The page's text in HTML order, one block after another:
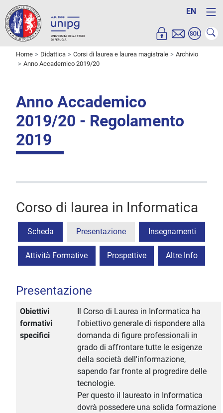
EN
Home Didattica Corsi di laurea e laurea magistrale
Archivio
Anno Accademico 2019/20
Anno Accademico
2019/20 - Regolamento
2019
Corso di laurea in Informatica
Scheda Presentazione Insegnamenti
Attività Formative Prospettive Altre Info
Presentazione
Obiettivi
formativi
specifici
Il Corso di Laurea in Informatica ha
l'obiettivo generale di rispondere alla
domanda di figure professionali in
grado di affrontare tutte le esigenze
della società dell'informazione,
sapendo far fronte al progredire delle
tecnologie.
Per questo il laureato in Informatica
dovrà possedere una solida formazione